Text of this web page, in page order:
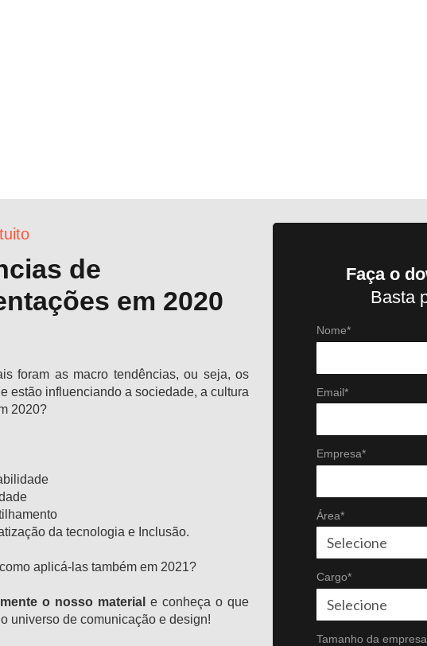
de
em 2020
foram as macro tendências, ou seja, os
estão influenciando a sociedade, a cultura
2020?
da tecnologia e Inclusão.
aplicá-las também em 2021?
o nosso material e conheça o que
universo de comunicação e design!
Faça o
Basta
Nome*
Email*
Empresa*
Área*
Cargo*
Tamanho da